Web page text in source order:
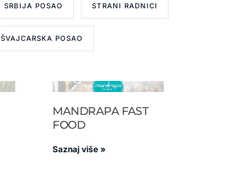
SRBIJA POSAO STRANI RADNICI
ŠVAJCARSKA POSAO
MANDRAPA FAST
FOOD
Saznaj više »